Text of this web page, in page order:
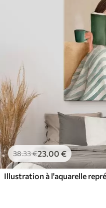
38.33€23 .00 €